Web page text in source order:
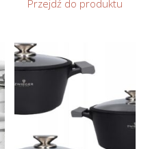
Przejdź do produktu